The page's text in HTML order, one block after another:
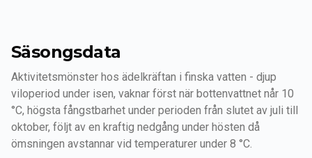
Säsongsdata
Aktivitetsmönster hos ädelkräftan i finska vatten - djup
viloperiod under isen, vaknar först när bottenvattnet når 10
°C, högsta fångstbarhet under perioden från slutet av juli till
oktober, följt av en kraftig nedgång under hösten då
ömsningen avstannar vid temperaturer under 8 °C.